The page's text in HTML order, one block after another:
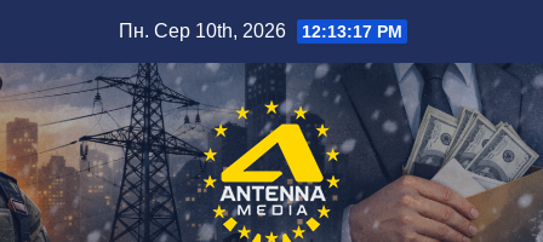
вмісту
Пн. Сер 10th, 2026 12:13:18 PM